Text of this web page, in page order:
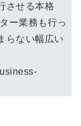
させる本格
ー業務も行っ
らない幅広い